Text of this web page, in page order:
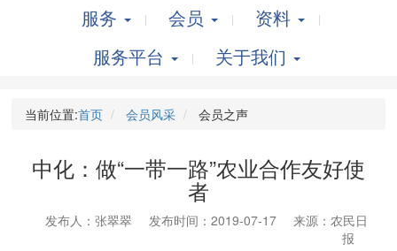
服务
会员
资料
服务平台
关于我们
当前位置:首页 会员风采 会员之声
中化：做“一带一路”农业合作友好使
者
发布人：张翠翠 发布时间：2019-07-17
来源：农民日
报